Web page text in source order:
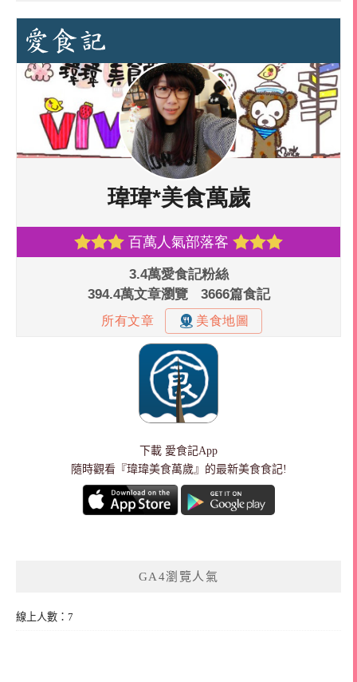
下載 愛食記App
隨時觀看『瑋瑋美食萬歲』的最新美食食記!
GA4瀏覽人氣
線上人數：7